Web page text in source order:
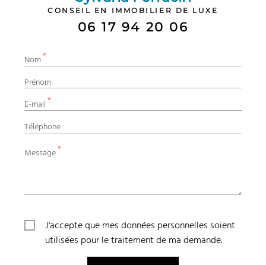
CONSEIL EN IMMOBILIER DE LUXE
06 17 94 20 06
Nom*
Prénom
E-mail *
Téléphone
Message*
J'accepte que mes données personnelles soient
utilisées pour le traitement de ma demande.